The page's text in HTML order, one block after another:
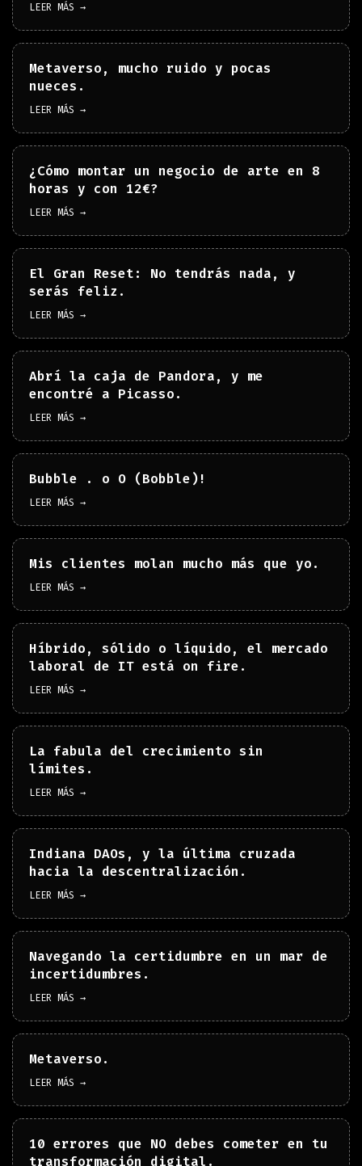
LEER MÁS →
Metaverso, mucho ruido y pocas
nueces.
LEER MÁS →
¿Cómo montar un negocio de arte en 8
horas y con 12€?
LEER MÁS →
El Gran Reset: No tendrás nada, y
serás feliz.
LEER MÁS →
Abrí la caja de Pandora, y me
encontré a Picasso.
LEER MÁS →
Bubble . o O (Bobble)!
LEER MÁS →
Mis clientes molan mucho más que yo.
LEER MÁS →
Híbrido, sólido o líquido, el mercado
laboral de IT está on fire.
LEER MÁS →
La fabula del crecimiento sin
límites.
LEER MÁS →
Indiana DAOs, y la última cruzada
hacia la descentralización.
LEER MÁS →
Navegando la certidumbre en un mar de
incertidumbres.
LEER MÁS →
Metaverso.
LEER MÁS →
10 errores que NO debes cometer en tu
transformación digital.